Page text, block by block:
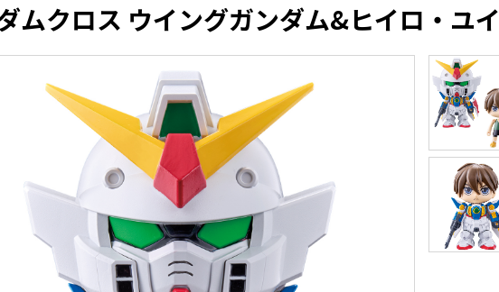
ムクロス ウイングガンダム&ヒイロ・ユイ